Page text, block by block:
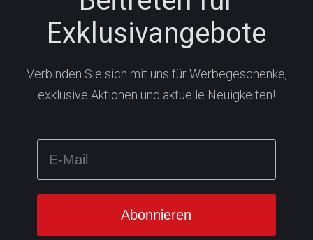
Exklusivangebote
Verbinden Sie sich mit uns für Werbegeschenke,
exklusive Aktionen und aktuelle Neuigkeiten!